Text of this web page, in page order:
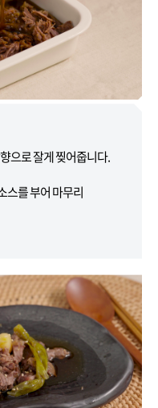
으로 잘게 찢어줍니다.
스를 부어 마무리